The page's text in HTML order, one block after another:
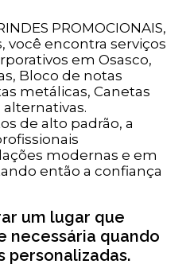
PROMOCIONAIS,
você encontra serviços
em Osasco,
Bloco de notas
metálicas, Canetas
de alto padrão, a
modernas e em
então a confiança
um lugar que
necessária quando
personalizadas.